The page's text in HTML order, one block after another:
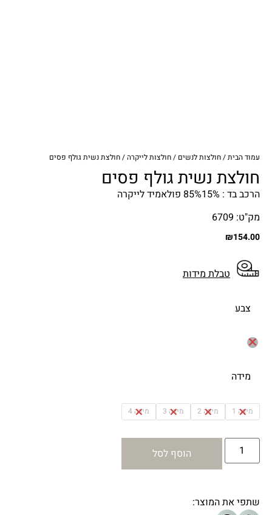
עמוד הבית/חולצות לנשים /חולצות לייקרה/ חולצת נשית גולף פסים
חולצת נשית גולף פסים
הרכב בד : 85%15% פולאמיד לייקרה
מק"ט: 6709
₪154.00
טבלת מידות
צבע
מידה
מידה 1 מידה 2 מידה 3 מידה 4
הוסף לסל
שתפי את המוצר: